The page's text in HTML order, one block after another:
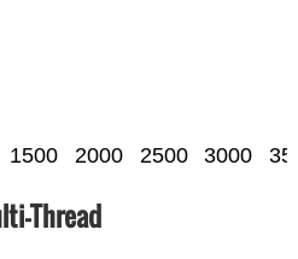
1500 2000 2500 3000
Thread